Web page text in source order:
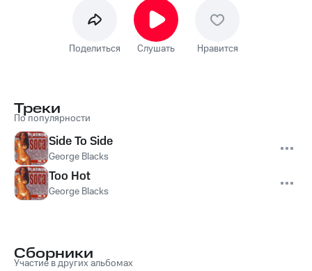
Поделиться Слушать Нравится
Треки
По популярности
Side To Side
George Blacks
Too Hot
George Blacks
Сборники
Участие в других альбомах